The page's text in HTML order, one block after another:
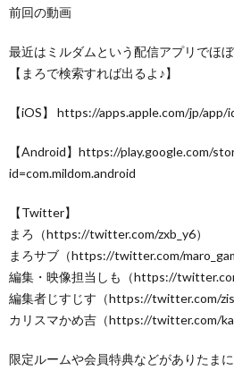
前回の動画
最近はミルダムという配信アプリでほ
【まろで検索すれば出るよ♪】
【iOS】 https://apps.apple.com/jp/app/
【Android】https://play.google.com/
id=com.mildom.android
【Twitter】
まろ（https://twitter.com/zxb_y6）
まろサブ（https://twitter.com/
編集・映像担当しも（https://
編集者じすじす（https://twitter.com/
カリスマかめ吉（https://twitter.com/
限定ルームや会員特典などがありたま